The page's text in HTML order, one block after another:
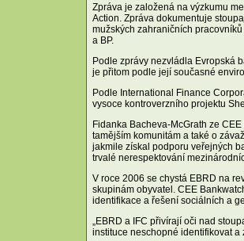
Zpráva je založená na výzkumu
Action. Zpráva dokumentuje
mužských zahraničních
a BP.
Podle zprávy nezvládla Evropská
je přitom podle její současné
Podle International Finance
vysoce kontroverzního projektu
Fidanka Bacheva-McGrath ze
tamějším komunitám a také o
jakmile získal podporu veřejných
trvalé nerespektování
V roce 2006 se chystá EBRD na
skupinám obyvatel. CEE
identifikace a řešení sociálních a
„EBRD a IFC přivírají oči nad
instituce neschopné identifikovat